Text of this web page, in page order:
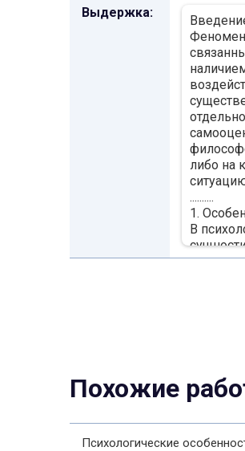
Выдержка:
Феномен
либо на
..........
1.
В
жизни в
такой
однако
Похожие
Психологические